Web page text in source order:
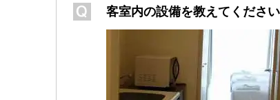
客室内の設備を教えてください